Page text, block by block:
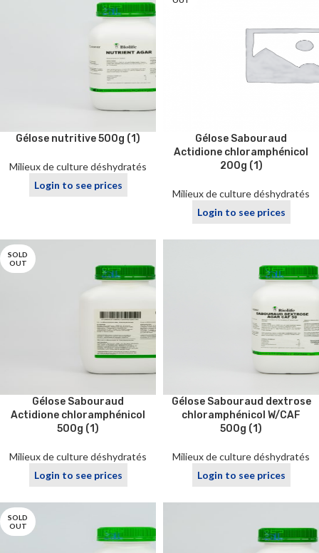
Gélose nutritive 500g (1)
Milieux de culture déshydratés
Login to see prices
Gélose Sabouraud
Actidione chloramphénicol
200g (1)
Milieux de culture déshydratés
Login to see prices
SOLD
OUT
Gélose Sabouraud
Actidione chloramphénicol
500g (1)
Milieux de culture déshydratés
Login to see prices
Gélose Sabouraud dextrose
chloramphénicol W/CAF
500g (1)
Milieux de culture déshydratés
Login to see prices
SOLD
OUT